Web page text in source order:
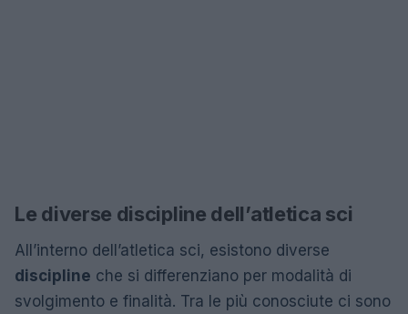
Le diverse discipline dell’atletica sci
All’interno dell’atletica sci, esistono diverse
discipline che si differenziano per modalità di
svolgimento e finalità. Tra le più conosciute ci sono